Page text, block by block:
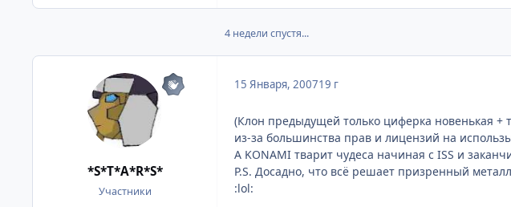
4 недели спустя...
*S*T*A*R*S*
Участники
15 Января, 200719 г
(Клон предыдущей только циферка новенькая +
из-за большинства прав и лицензий на
A KONAMI тварит чудеса начиная с ISS и
P.S. Досадно, что всё решает призренный
:lol: